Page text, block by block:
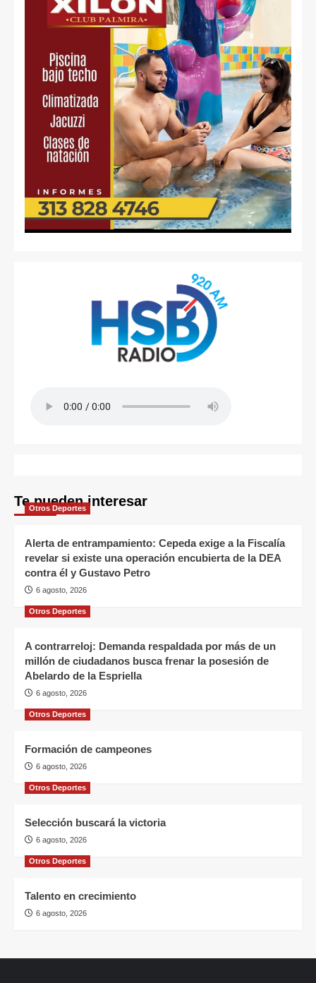
Te pueden interesar
Otros Deportes
Alerta de entrampamiento: Cepeda exige a la Fiscalía
revelar si existe una operación encubierta de la DEA
contra él y Gustavo Petro
6 agosto, 2026
Otros Deportes
A contrarreloj: Demanda respaldada por más de un
millón de ciudadanos busca frenar la posesión de
Abelardo de la Espriella
6 agosto, 2026
Otros Deportes
Formación de campeones
6 agosto, 2026
Otros Deportes
Selección buscará la victoria
6 agosto, 2026
Otros Deportes
Talento en crecimiento
6 agosto, 2026